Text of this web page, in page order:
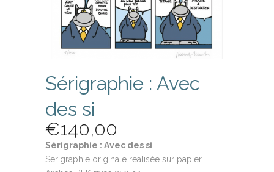
Sérigraphie : Avec
des si
€140,00
Sérigraphie : Avec des si
Sérigraphie originale réalisée sur papier